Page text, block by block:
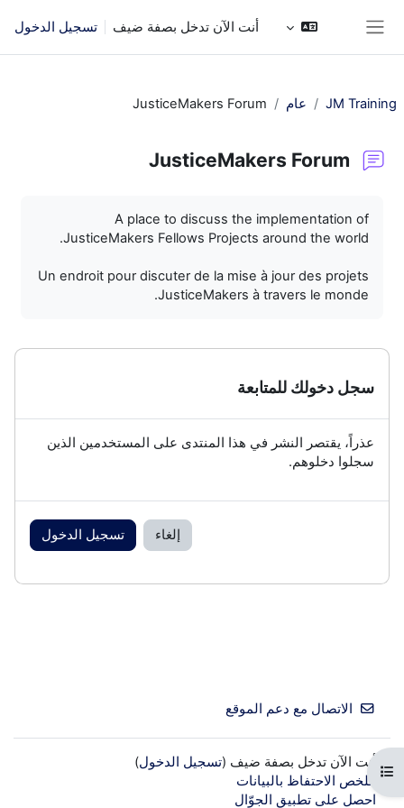
أنت الآن تدخل بصفة ضيف تسجيل الدخول
فتح فهرس المقرر
JM Training عام JusticeMakers Forum
JusticeMakers Forum
A place to discuss the implementation of
JusticeMakers Fellows Projects around the world.
Un endroit pour discuter de la mise à jour des projets
JusticeMakers à travers le monde.
سجل دخولك للمتابعة
عذراً، يقتصر النشر في هذا المنتدى على المستخدمين الذين
سجلوا دخلوهم.
إلغاء تسجيل الدخول
الاتصال مع دعم الموقع
أنت الآن تدخل بصفة ضيف (تسجيل الدخول)
ملخص الاحتفاظ بالبيانات
احصل على تطبيق الجوّال